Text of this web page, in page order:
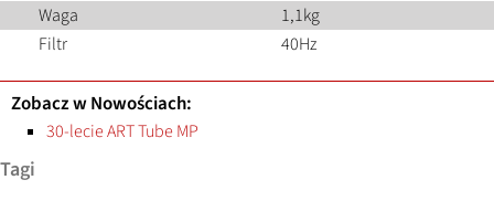
Waga
1,1kg
Filtr
40Hz
Zobacz w Nowościach:
30-lecie ART Tube MP
Tagi